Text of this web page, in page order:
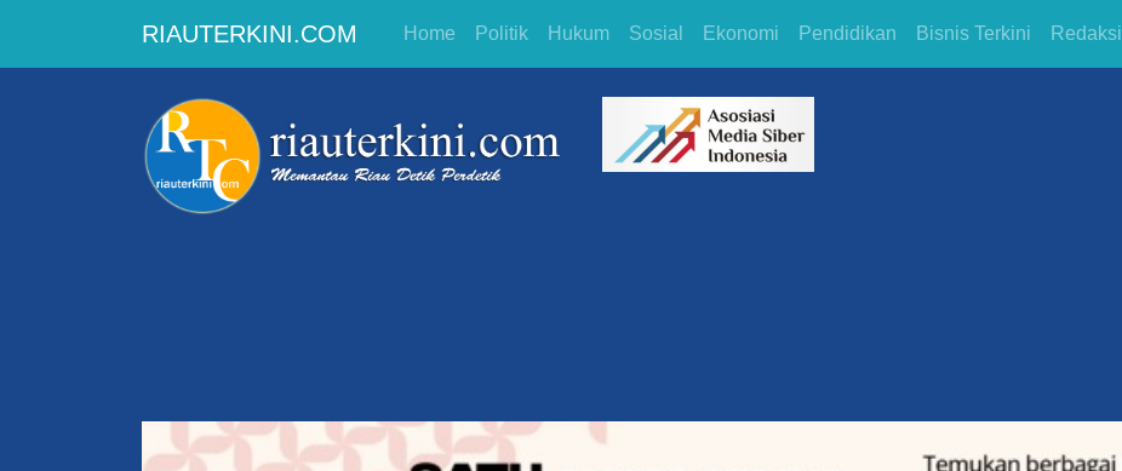
RIAUTERKINI.COM Home Politik Hukum Sosial Ekonomi Pendidikan Bisnis Terkini Redaksi